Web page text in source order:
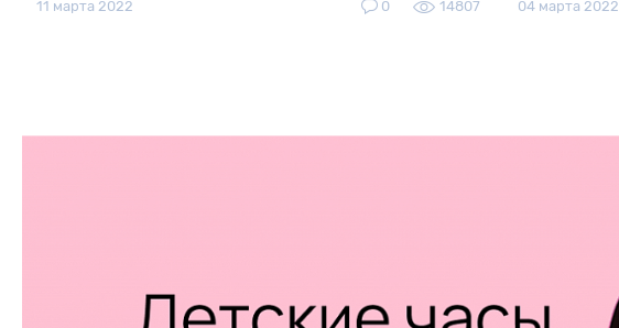
11 марта 2022 0 14807 04 марта 2022